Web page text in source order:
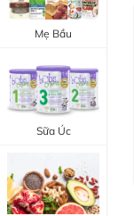
Mẹ Bầu
Sữa Úc